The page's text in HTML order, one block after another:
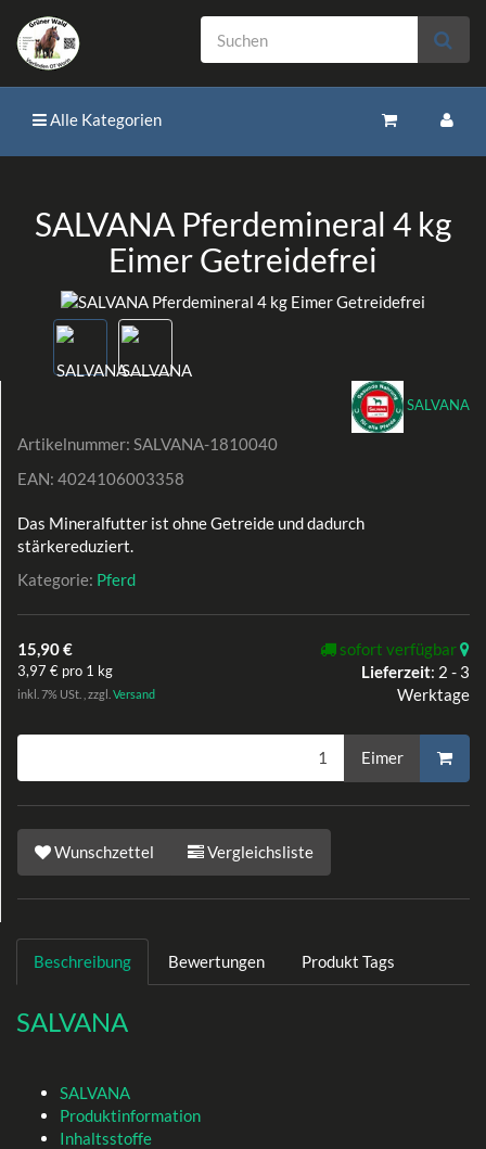
Alle Kategorien
SALVANA Pferdemineral 4 kg
Eimer Getreidefrei
SALVANA
Artikelnummer: SALVANA-1810040
EAN: 4024106003358
Das Mineralfutter ist ohne Getreide und dadurch
stärkereduziert.
Kategorie: Pferd
15,90 €
3,97 € pro 1 kg
inkl. 7% USt. , zzgl. Versand
sofort verfügbar
Lieferzeit: 2 - 3
Werktage
Eimer
Wunschzettel Vergleichsliste
Beschreibung Bewertungen Produkt Tags
SALVANA
SALVANA
Produktinformation
Inhaltsstoffe